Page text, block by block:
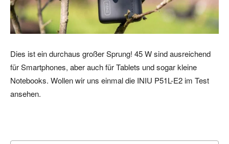
Dies ist ein durchaus großer Sprung! 45 W sind ausreichend
für Smartphones, aber auch für Tablets und sogar kleine
Notebooks. Wollen wir uns einmal die INIU P51L-E2 im Test
ansehen.